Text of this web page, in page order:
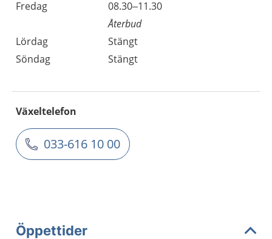
Fredag
08.30–11.30
Återbud
Lördag
Stängt
Söndag
Stängt
Växeltelefon
033-616 10 00
Öppettider